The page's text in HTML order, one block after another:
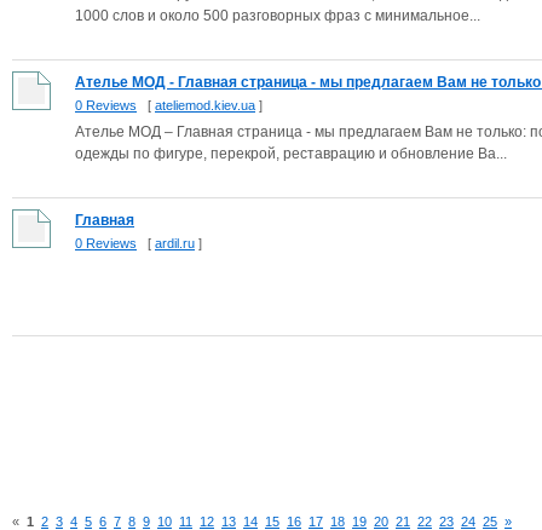
1000 слов и около 500 разговорных фраз с минимальное...
Ателье МОД - Главная страница - мы предлагаем Вам не
0 Reviews [ ateliemod.kiev.ua ]
Ателье МОД – Главная страница - мы предлагаем Вам не только:
одежды по фигуре, перекрой, реставрацию и обновление Ва...
Главная
0 Reviews [ ardil.ru ]
« 1 2 3 4 5 6 7 8 9 10 11 12 13 14 15 16 17 18 19 20 21 22 23 24 25 »